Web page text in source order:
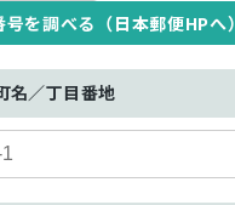
号を調べる（日本郵便HPへ）
名／丁目番地